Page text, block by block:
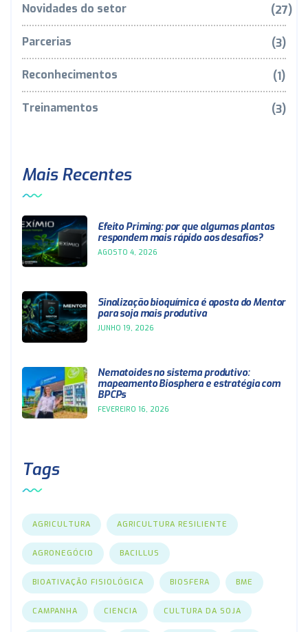
Novidades do setor (27)
Parcerias (3)
Reconhecimentos (1)
Treinamentos (3)
Mais Recentes
Efeito Priming: por que algumas plantas
respondem mais rápido aos desafios?
AGOSTO 4, 2026
Sinalização bioquímica é aposta do Mentor
para soja mais produtiva
JUNHO 19, 2026
Nematoides no sistema produtivo:
mapeamento Biosphera e estratégia com
BPCPs
FEVEREIRO 16, 2026
Tags
AGRICULTURA AGRICULTURA RESILIENTE
AGRONEGÓCIO BACILLUS
BIOATIVAÇÃO FISIOLÓGICA BIOSFERA BME
CAMPANHA CIENCIA CULTURA DA SOJA